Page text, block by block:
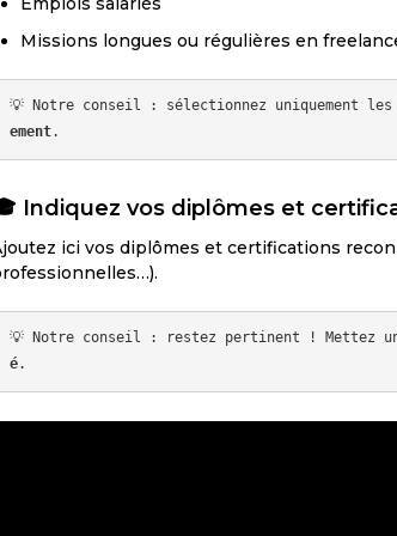
Missions longues ou régulières en
💡 Notre conseil : sélectionnez uniquement les
ement
Indiquez vos diplômes et
ici vos diplômes et certifications
💡 Notre conseil : restez pertinent ! Mettez
é